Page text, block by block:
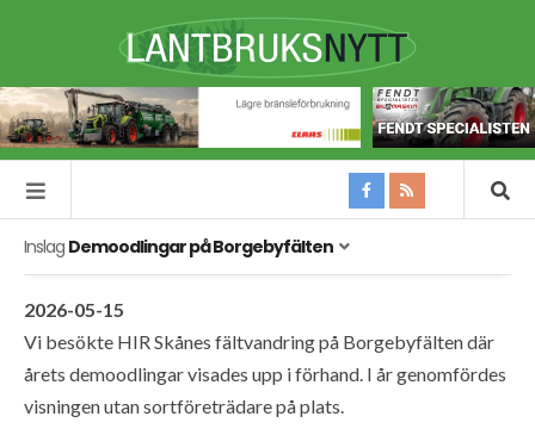
Inslag Demoodlingar på Borgebyfälten
2026-05-15
Vi besökte HIR Skånes fältvandring på Borgebyfälten där
årets demoodlingar visades upp i förhand. I år genomfördes
visningen utan sortföreträdare på plats.